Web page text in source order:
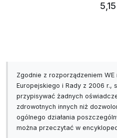
Zgodnie z rozporządzeniem WE
Europejskiego i Rady z 2006 r.,
przypisywać żadnych
zdrowotnych innych niż
ogólnego działania
można przeczytać w